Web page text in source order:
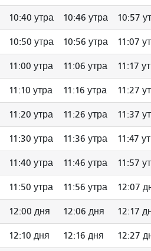
10:40 утра 10:46 утра 10:57
10:50 утра 10:56 утра 11:07
11:00 утра 11:06 утра 11:17
11:10 утра 11:16 утра 11:27
11:20 утра 11:26 утра 11:37
11:30 утра 11:36 утра 11:47
11:40 утра 11:46 утра 11:57
11:50 утра 11:56 утра 12:07
12:00 дня 12:06 дня 12:17
12:10 дня 12:16 дня 12:27